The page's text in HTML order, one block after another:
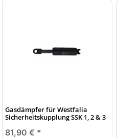
Gasdämpfer für Westfalia
Sicherheitskupplung SSK 1, 2 & 3
81,90 € *